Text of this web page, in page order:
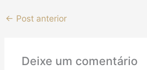
← Post anterior
Deixe um comentário